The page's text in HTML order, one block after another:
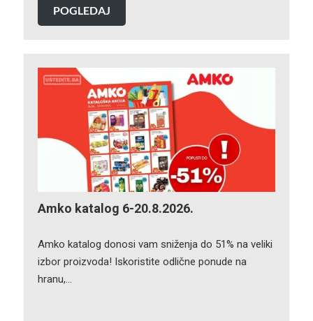
POGLEDAJ
Amko katalog 6-20.8.2026.
Amko katalog donosi vam sniženja do 51% na veliki
izbor proizvoda! Iskoristite odlične ponude na
hranu,…